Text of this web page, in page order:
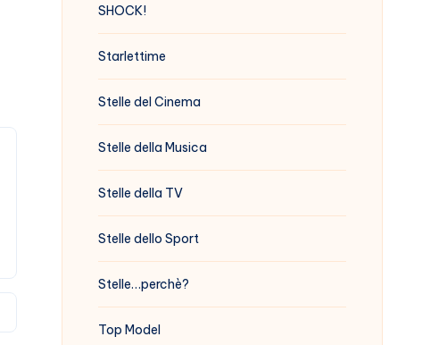
SHOCK!
Starlettime
Stelle del Cinema
Stelle della Musica
Stelle della TV
Stelle dello Sport
Stelle…perchè?
Top Model